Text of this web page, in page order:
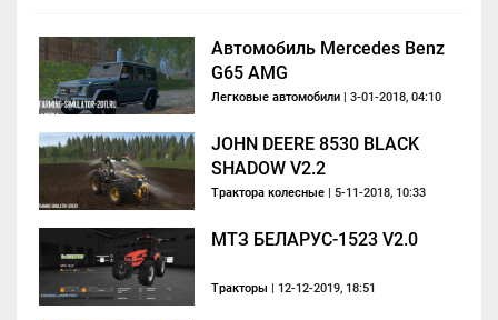
Автомобиль Mercedes Benz
G65 AMG
Легковые автомобили | 3-01-2018, 04:10
JOHN DEERE 8530 BLACK
SHADOW V2.2
Трактора колесные | 5-11-2018, 10:33
МТЗ БЕЛАРУС-1523 V2.0
Тракторы | 12-12-2019, 18:51